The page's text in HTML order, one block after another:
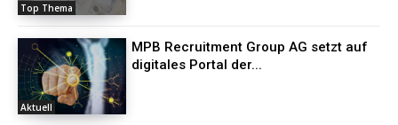
Top Thema
Aktuell
MPB Recruitment Group AG setzt auf
digitales Portal der...